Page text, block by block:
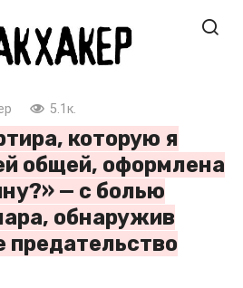
5.1к.
которую я
общей, оформлена
— с болью
обнаружив